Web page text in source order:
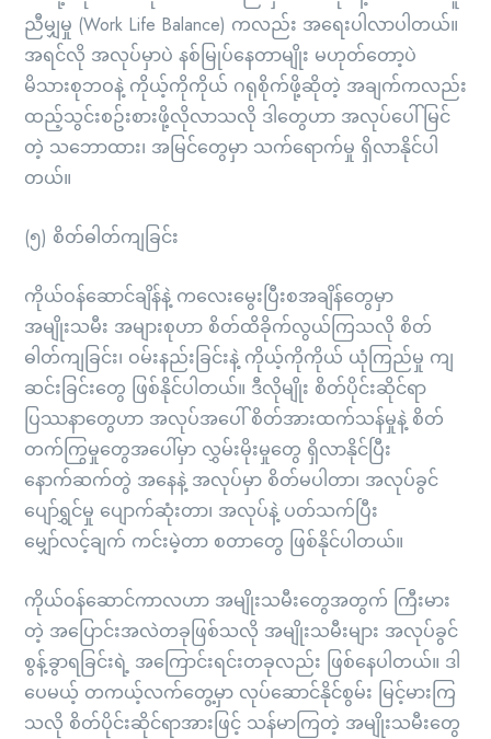
ညီမျှမှု (Work Life Balance) ကလည်း အရေးပါလာပါတယ်။
အရင်လို အလုပ်မှာပဲ နစ်မြုပ်နေတာမျိုး မဟုတ်တော့ပဲ
မိသားစုဘဝနဲ့ ကိုယ့်ကိုကိုယ် ဂရုစိုက်ဖို့ဆိုတဲ့ အချက်ကလည်း
ထည့်သွင်းစဥ်းစားဖို့လိုလာသလို ဒါတွေဟာ အလုပ်ပေါ်မြင်
တဲ့ သဘောထား၊ အမြင်တွေမှာ သက်ရောက်မှု ရှိလာနိုင်ပါ
တယ်။
(၅) စိတ်ဓါတ်ကျခြင်း
ကိုယ်ဝန်ဆောင်ချိန်နဲ့ ကလေးမွေးပြီးစအချိန်တွေမှာ
အမျိုးသမီး အများစုဟာ စိတ်ထိခိုက်လွယ်ကြသလို စိတ်
ဓါတ်ကျခြင်း၊ ဝမ်းနည်းခြင်းနဲ့ ကိုယ့်ကိုကိုယ် ယုံကြည်မှု ကျ
ဆင်းခြင်းတွေ ဖြစ်နိုင်ပါတယ်။ ဒီလိုမျိုး စိတ်ပိုင်းဆိုင်ရာ
ပြဿနာတွေဟာ အလုပ်အပေါ် စိတ်အားထက်သန်မှုနဲ့ စိတ်
တက်ကြွမှုတွေအပေါ်မှာ လွှမ်းမိုးမှုတွေ ရှိလာနိုင်ပြီး
နောက်ဆက်တွဲ အနေနဲ့ အလုပ်မှာ စိတ်မပါတာ၊ အလုပ်ခွင်
ပျော်ရွှင်မှု ပျောက်ဆုံးတာ၊ အလုပ်နဲ့ ပတ်သက်ပြီး
မျှော်လင့်ချက် ကင်းမဲ့တာ စတာတွေ ဖြစ်နိုင်ပါတယ်။
ကိုယ်ဝန်ဆောင်ကာလဟာ အမျိုးသမီးတွေအတွက် ကြီးမား
တဲ့ အပြောင်းအလဲတခုဖြစ်သလို အမျိုးသမီးများ အလုပ်ခွင်
စွန့်ခွာရခြင်းရဲ့ အကြောင်းရင်းတခုလည်း ဖြစ်နေပါတယ်။ ဒါ
ပေမယ့် တကယ့်လက်တွေ့မှာ လုပ်ဆောင်နိုင်စွမ်း မြင့်မားကြ
သလို စိတ်ပိုင်းဆိုင်ရာအားဖြင့် သန်မာကြတဲ့ အမျိုးသမီးတွေ